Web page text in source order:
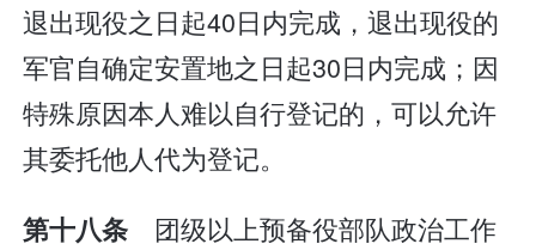
退出现役之日起40日内完成，退出现役的
军官自确定安置地之日起30日内完成；因
特殊原因本人难以自行登记的，可以允许
其委托他人代为登记。
第十八条 团级以上预备役部队政治工作